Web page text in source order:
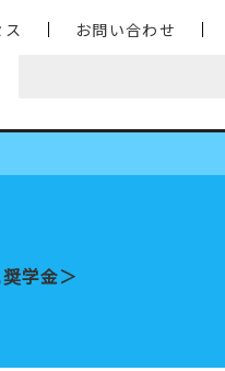
ス お問い合わせ
学金＞